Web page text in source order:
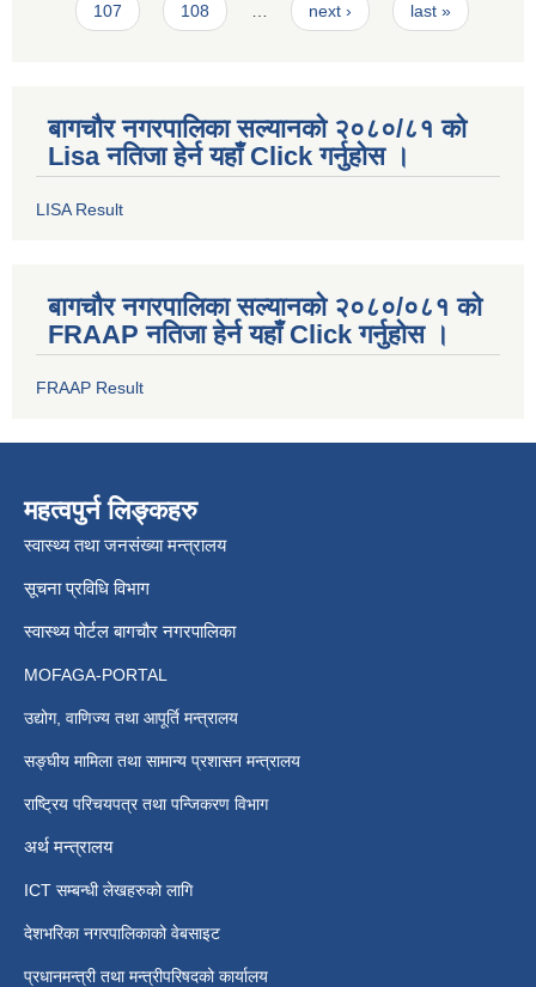
107 108 … next › last »
बागचौर नगरपालिका सल्यानको २०८०/८१ को
Lisa नतिजा हेर्न यहाँ Click गर्नुहोस ।
LISA Result
बागचौर नगरपालिका सल्यानको २०८०/०८१ को
FRAAP नतिजा हेर्न यहाँ Click गर्नुहोस ।
FRAAP Result
महत्वपुर्न लिङ्कहरु
स्वास्थ्य तथा जनसंख्या मन्त्रालय
सूचना प्रविधि विभाग
स्वास्थ्य पोर्टल बागचौर नगरपालिका
MOFAGA-PORTAL
उद्योग, वाणिज्य तथा आपूर्ति मन्त्रालय
सङ्घीय मामिला तथा सामान्य प्रशासन मन्त्रालय
राष्ट्रिय परिचयपत्र तथा पन्जिकरण विभाग
अर्थ मन्त्रालय
ICT सम्बन्धी लेखहरुको लागि
देशभरिका नगरपालिकाको वेबसाइट
प्रधानमन्त्री तथा मन्त्रीपरिषदको कार्यालय